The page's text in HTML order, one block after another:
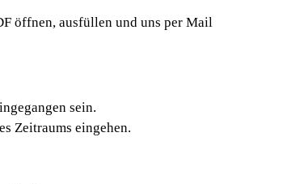
öffnen, ausfüllen und uns per Mail
sein.
Zeitraums eingehen.